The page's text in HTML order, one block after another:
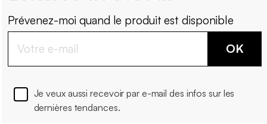
Prévenez-moi quand le produit est disponible
OK
Je veux aussi recevoir par e-mail des infos sur les
dernières tendances.